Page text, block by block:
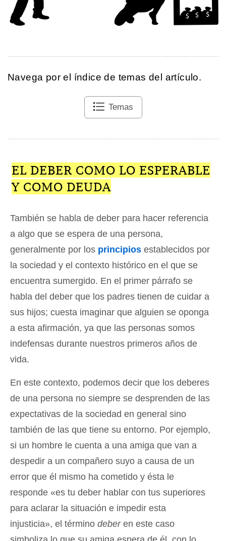
Navega por el índice de temas del artículo.
Temas
EL DEBER COMO LO ESPERABLE
Y COMO DEUDA
También se habla de deber para hacer referencia
a algo que se espera de una persona,
generalmente por los principios establecidos por
la sociedad y el contexto histórico en el que se
encuentra sumergido. En el primer párrafo se
habla del deber que los padres tienen de cuidar a
sus hijos; cuesta imaginar que alguien se oponga
a esta afirmación, ya que las personas somos
indefensas durante nuestros primeros años de
vida.
En este contexto, podemos decir que los deberes
de una persona no siempre se desprenden de las
expectativas de la sociedad en general sino
también de las que tiene su entorno. Por ejemplo,
si un hombre le cuenta a una amiga que van a
despedir a un compañero suyo a causa de un
error que él mismo ha cometido y ésta le
responde «es tu deber hablar con tus superiores
para aclarar la situación e impedir esta
injusticia», el término deberen este caso